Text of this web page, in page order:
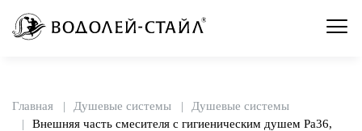
Главная Душевые системы
Душевые системы
Внешняя часть смесителя с гигиеническим душем Pa36,